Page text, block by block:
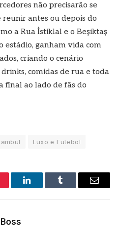
não precisarão se
antes ou depois do
a Rua İstiklal e o Beşiktaş
estádio, ganham vida com
criando o cenário
comidas de rua e toda
final ao lado de fãs do
Luxo e Futebol
LinkedInTumblr Email